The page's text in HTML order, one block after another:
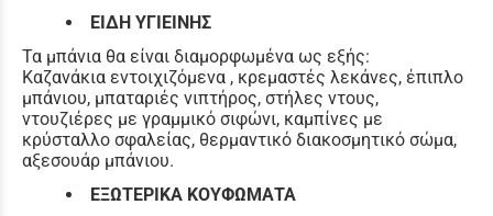
ΕΙΔΗ ΥΓΙΕΙΝΗΣ
Τα μπάνια θα είναι διαμορφωμένα ως εξής:
Καζανάκια εντοιχιζόμενα , κρεμαστές λεκάνες, έπιπλο
μπάνιου, μπαταριές νιπτήρος, στήλες ντους,
ντουζιέρες με γραμμικό σιφώνι, καμπίνες με
κρύσταλλο σφαλείας, θερμαντικό διακοσμητικό σώμα,
αξεσουάρ μπάνιου.
ΕΞΩΤΕΡΙΚΑ ΚΟΥΦΩΜΑΤΑ